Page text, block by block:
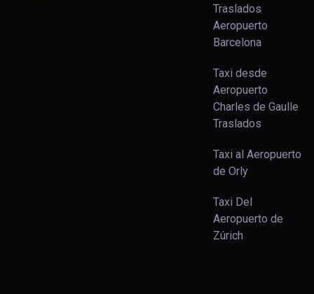
Traslados
Aeropuerto
Barcelona
Taxi desde
Aeropuerto
Charles de Gaulle
Traslados
Taxi al Aeropuerto
de Orly
Taxi Del
Aeropuerto de
Zúrich